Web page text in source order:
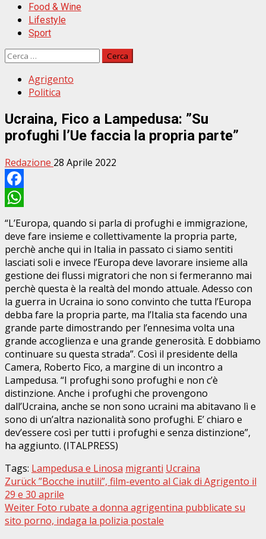
Food & Wine
Lifestyle
Sport
Ricerca
Agrigento
Politica
Ucraina, Fico a Lampedusa: ”Su
profughi l’Ue faccia la propria parte”
Redazione 28 Aprile 2022
Facebook
WhatsApp
“L’Europa, quando si parla di profughi e immigrazione,
deve fare insieme e collettivamente la propria parte,
perchè anche qui in Italia in passato ci siamo sentiti
lasciati soli e invece l’Europa deve lavorare insieme alla
gestione dei flussi migratori che non si fermeranno mai
perchè questa è la realtà del mondo attuale. Adesso con
la guerra in Ucraina io sono convinto che tutta l’Europa
debba fare la propria parte, ma l’Italia sta facendo una
grande parte dimostrando per l’ennesima volta una
grande accoglienza e una grande generosità. E dobbiamo
continuare su questa strada”. Così il presidente della
Camera, Roberto Fico, a margine di un incontro a
Lampedusa. “I profughi sono profughi e non c’è
distinzione. Anche i profughi che provengono
dall’Ucraina, anche se non sono ucraini ma abitavano lì e
sono di un’altra nazionalità sono profughi. E’ chiaro e
dev’essere così per tutti i profughi e senza distinzione”,
ha aggiunto. (ITALPRESS)
Tags: Lampedusa e Linosa migranti Ucraina
Beitragsnavigation
Zurück”Bocche inutili”, film-evento al Ciak di Agrigento il
29 e 30 aprile
Weiter Foto rubate a donna agrigentina pubblicate su
sito porno, indaga la polizia postale